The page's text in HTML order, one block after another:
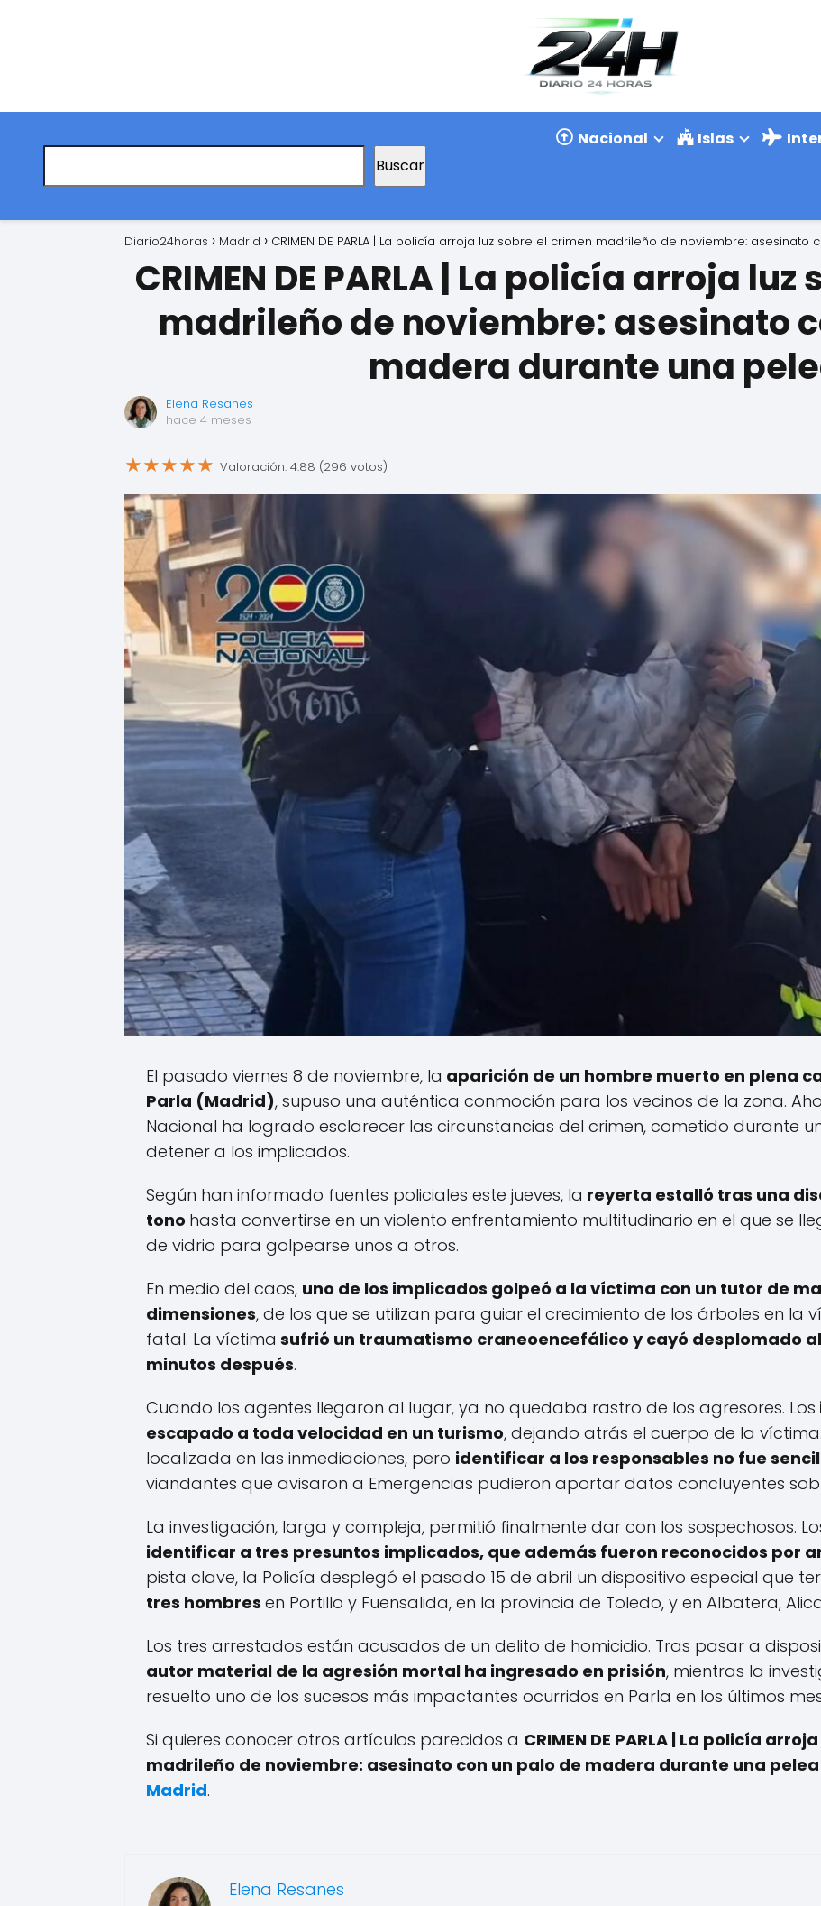
Buscar
Nacional Islas
Diario24horas Madrid CRIMEN DE PARLA | La policía arroja luz sobre el crimen madrileño de noviembre:
CRIMEN DE PARLA | La policía arroja
madrileño de noviembre: asesinato
madera durante una
Elena Resanes
hace 4 meses
★★★★★ Valoración: 4.88 (296 votos)
El pasado viernes 8 de noviembre, la aparición de un hombre muerto en plena
Parla (Madrid), supuso una auténtica conmoción para los vecinos de la zona.
Nacional ha logrado esclarecer las circunstancias del crimen, cometido durante
detener a los implicados.
Según han informado fuentes policiales este jueves, la reyerta estalló tras una
tono hasta convertirse en un violento enfrentamiento multitudinario en el que se
de vidrio para golpearse unos a otros.
En medio del caos, uno de los implicados golpeó a la víctima con un tutor de
dimensiones, de los que se utilizan para guiar el crecimiento de los árboles en la
fatal. La víctima sufrió un traumatismo craneoencefálico y cayó desplomado
minutos después.
Cuando los agentes llegaron al lugar, ya no quedaba rastro de los agresores. Los
escapado a toda velocidad en un turismo, dejando atrás el cuerpo de la
localizada en las inmediaciones, pero identificar a los responsables no fue
viandantes que avisaron a Emergencias pudieron aportar datos concluyentes
La investigación, larga y compleja, permitió finalmente dar con los sospechosos.
identificar a tres presuntos implicados, que además fueron reconocidos por
pista clave, la Policía desplegó el pasado 15 de abril un dispositivo especial que
tres hombres en Portillo y Fuensalida, en la provincia de Toledo, y en Albatera,
Los tres arrestados están acusados de un delito de homicidio. Tras pasar a
autor material de la agresión mortal ha ingresado en prisión, mientras la
resuelto uno de los sucesos más impactantes ocurridos en Parla en los últimos
Si quieres conocer otros artículos parecidos a CRIMEN DE PARLA | La policía
madrileño de noviembre: asesinato con un palo de madera durante una pelea
Madrid.
Elena Resanes